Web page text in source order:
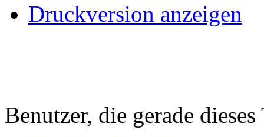
Druckversion anzeigen
Benutzer, die gerade